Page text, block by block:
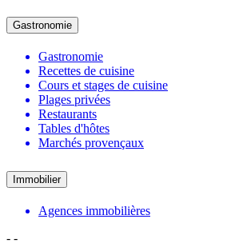
Gastronomie
Gastronomie
Recettes de cuisine
Cours et stages de cuisine
Plages privées
Restaurants
Tables d'hôtes
Marchés provençaux
Immobilier
Agences immobilières
- -